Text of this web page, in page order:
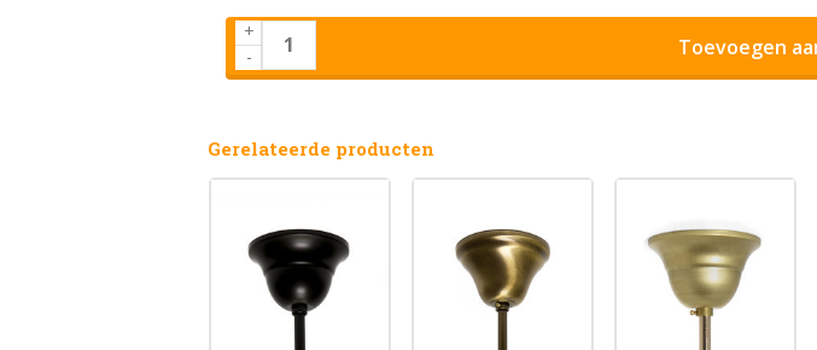
+
-
Toevoegen
Gerelateerde producten